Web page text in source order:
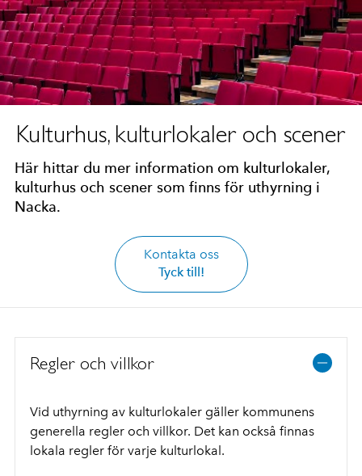
Kulturhus, kulturlokaler och scener
Här hittar du mer information om kulturlokaler,
kulturhus och scener som finns för uthyrning i
Nacka.
Kontakta oss
Tyck till!
Regler och villkor
Vid uthyrning av kulturlokaler gäller kommunens
generella regler och villkor. Det kan också finnas
lokala regler för varje kulturlokal.